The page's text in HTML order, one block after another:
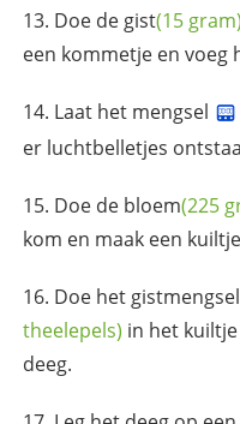
Doe de gist(15 gram)
een kommetje en voeg
Laat het mengsel
er luchtbelletjes
Doe de bloem(225
kom en maak een
Doe het
theelepels) in het
deeg.